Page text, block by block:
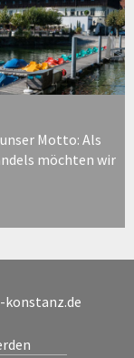
Motto: Als
möchten wir